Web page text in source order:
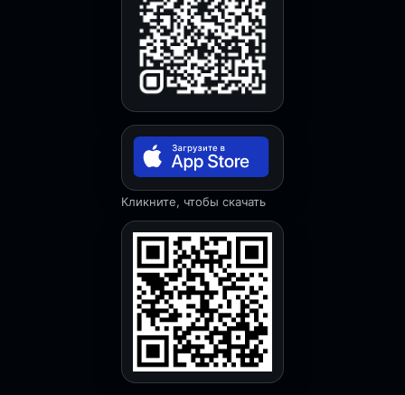
Кликните, чтобы скачать